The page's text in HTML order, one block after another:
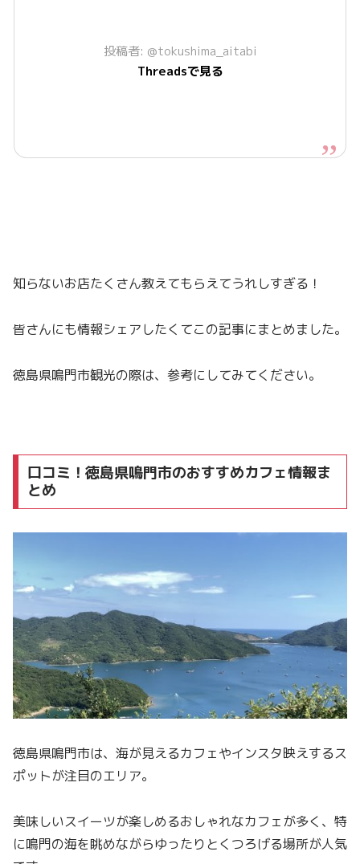
投稿者: @tokushima_aitabi
Threadsで見る
知らないお店たくさん教えてもらえてうれしすぎる！
皆さんにも情報シェアしたくてこの記事にまとめました。
徳島県鳴門市観光の際は、参考にしてみてください。
口コミ！徳島県鳴門市のおすすめカフェ情報ま
とめ
徳島県鳴門市は、海が見えるカフェやインスタ映えするス
ポットが注目のエリア。
美味しいスイーツが楽しめるおしゃれなカフェが多く、特
に鳴門の海を眺めながらゆったりとくつろげる場所が人気